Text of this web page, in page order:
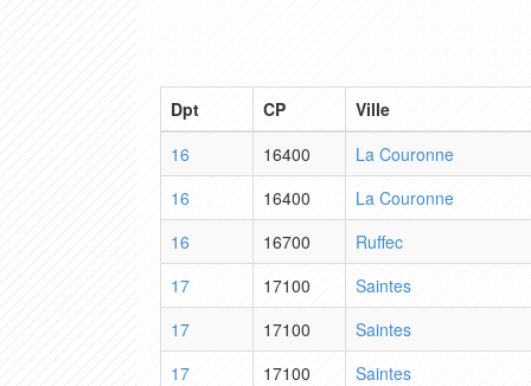
Dpt CP
Ville
16
16400
La Couronne
16
16400
La Couronne
16
16700
Ruffec
17
17100
Saintes
17
17100
Saintes
17
17100
Saintes